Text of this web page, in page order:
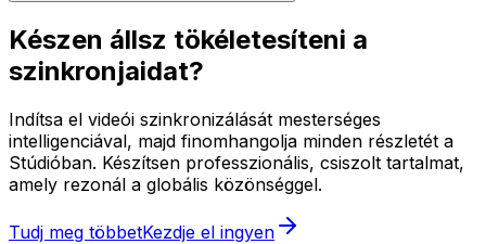
Készen állsz tökéletesíteni a
szinkronjaidat?
Indítsa el videói szinkronizálását mesterséges
intelligenciával, majd finomhangolja minden részletét a
Stúdióban. Készítsen professzionális, csiszolt tartalmat,
amely rezonál a globális közönséggel.
Tudj meg többetKezdje el ingyen